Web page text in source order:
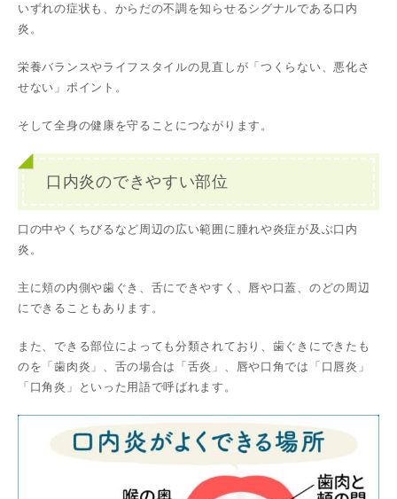
いずれの症状も、からだの不調を知らせるシグナルである口内
炎。
栄養バランスやライフスタイルの見直しが「つくらない、悪化さ
せない」ポイント。
そして全身の健康を守ることにつながります。
口内炎のできやすい部位
口の中やくちびるなど周辺の広い範囲に腫れや炎症が及ぶ口内
炎。
主に頬の内側や歯ぐき、舌にできやすく、唇や口蓋、のどの周辺
にできることもあります。
また、できる部位によっても分類されており、歯ぐきにできたも
のを「歯肉炎」、舌の場合は「舌炎」、唇や口角では「口唇炎」
「口角炎」といった用語で呼ばれます。